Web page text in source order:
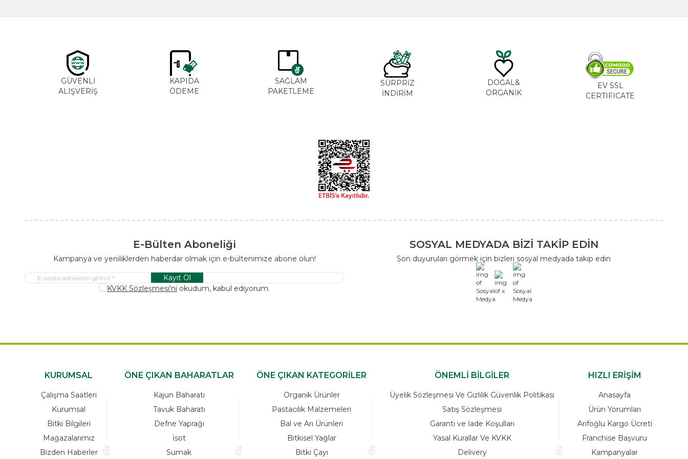
GÜVENLİ
ALIŞVERİŞ
KAPIDA
ÖDEME
SAĞLAM
PAKETLEME
SÜRPRİZ
İNDİRİM
DOĞAL&
ORGANİK
EV SSL
CERTIFICATE
E-Bülten Aboneliği
Kampanya ve yeniliklerden haberdar olmak için e-bültenimize abone olun!
Kayıt Ol
KVKK Sözleşmesi'ni okudum, kabul ediyorum.
SOSYAL MEDYADA BİZİ TAKİP EDİN
Son duyuruları görmek için bizleri sosyal medyada takip edin
x
KURUMSAL
Çalışma Saatleri
Kurumsal
Bitki Bilgileri
Mağazalarımız
Bizden Haberler
ÖNE ÇIKAN BAHARATLAR
Kajun Baharatı
Tavuk Baharatı
Defne Yaprağı
İsot
Sumak
ÖNE ÇIKAN KATEGORİLER
Organik Ürünler
Pastacılık Malzemeleri
Bal ve Arı Ürünleri
Bitkisel Yağlar
Bitki Çayı
ÖNEMLİ BİLGİLER
Üyelik Sözleşmesi Ve Gizlilik Güvenlik Politikası
Satış Sözleşmesi
Garanti ve İade Koşulları
Yasal Kurallar Ve KVKK
Delivery
HIZLI ERİŞİM
Anasayfa
Ürün Yorumları
Arifoğlu Kargo Ücreti
Franchise Başvuru
Kampanyalar